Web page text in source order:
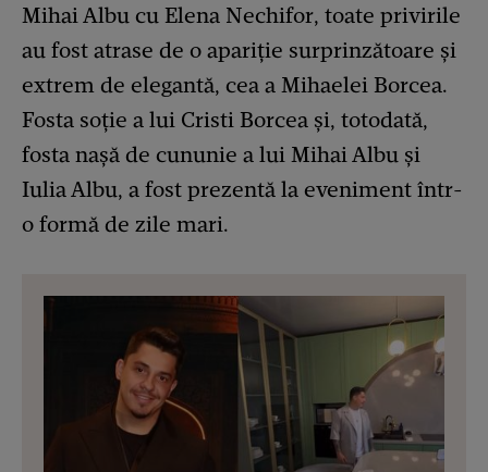
Mihai Albu cu Elena Nechifor, toate privirile
au fost atrase de o apariție surprinzătoare și
extrem de elegantă, cea a Mihaelei Borcea.
Fosta soție a lui Cristi Borcea și, totodată,
fosta nașă de cununie a lui Mihai Albu și
Iulia Albu, a fost prezentă la eveniment într-
o formă de zile mari.